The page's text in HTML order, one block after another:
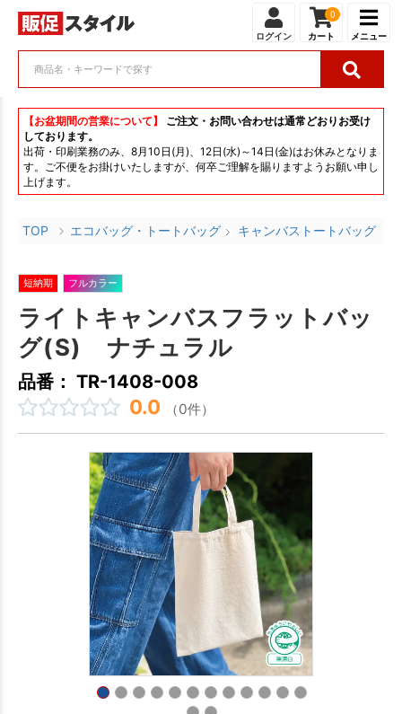
ログイン
0
カート メニュー
【お盆期間の営業について】
ご注文・お問い合わせは通常どおりお受け
しております。
出荷・印刷業務のみ、8月10日(月)、12日(水)～14日(金)はお休みとなりま
す。ご不便をお掛けいたしますが、何卒ご理解を賜りますようお願い申し
上げます。
TOP エコバッグ・トートバッグ キャンバストートバッグ
短納期 フルカラー
ライトキャンバスフラットバッ
グ(S) ナチュラル
品番： TR-1408-008
0.0 （0件）